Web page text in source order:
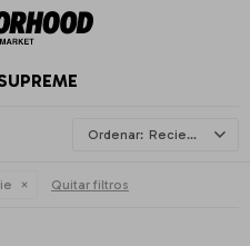
Recientes
Quitar filtros